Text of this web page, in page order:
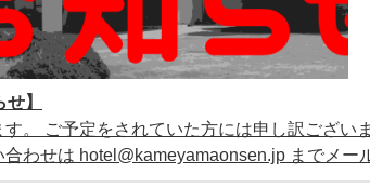
】
。 ご予定をされていた方には申し訳ござい
わせは hotel@kameyamaonsen.jp までメー